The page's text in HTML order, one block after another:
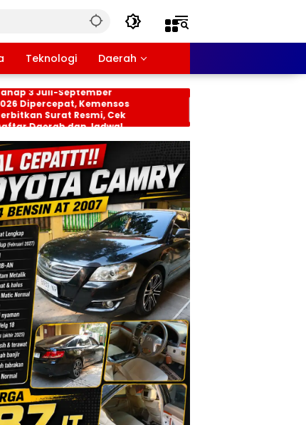
Teknologi Daerah
PKH dan BPNT
3 Juli-September
Kemensos
Surat Resmi, Cek
Daerah dan Jadwal